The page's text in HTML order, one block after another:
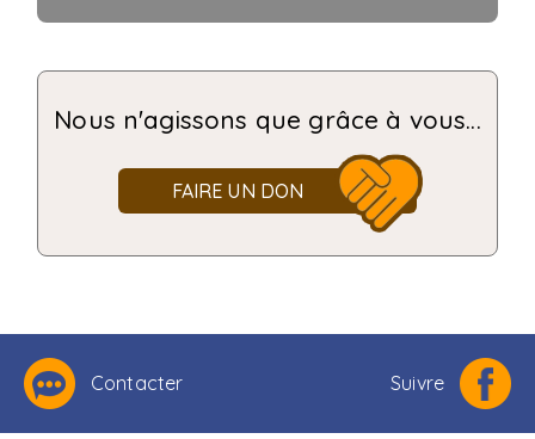
Nous n'agissons que grâce à vous...
FAIRE UN DON
Contacter Suivre